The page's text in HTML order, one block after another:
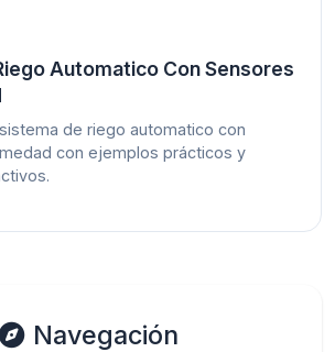
Automatico Con Sensores
de riego automatico con
con ejemplos prácticos y
Navegación